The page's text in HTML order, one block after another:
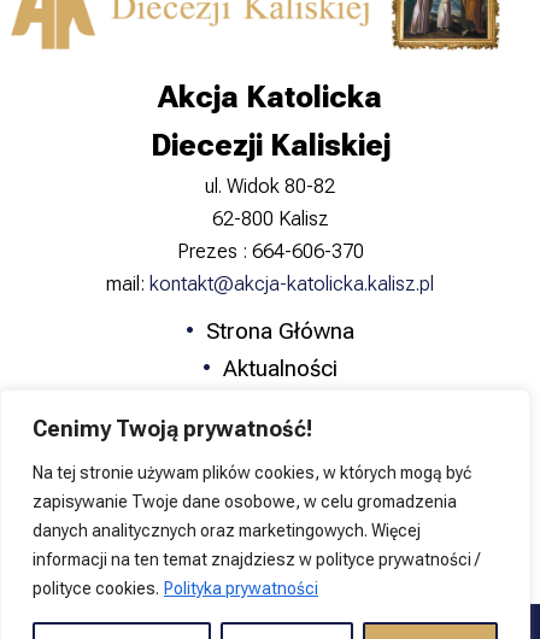
Cenimy Twoją prywatność!
Na tej stronie używam plików cookies, w których mogą być
zapisywanie Twoje dane osobowe, w celu gromadzenia
danych analitycznych oraz marketingowych. Więcej
informacji na ten temat znajdziesz w polityce prywatności /
polityce cookies. Polityka prywatności
Akcja Katolicka
Diecezji Kaliskiej
ul. Widok 80-82
62-800 Kalisz
Prezes : 664-606-370
mail: kontakt@akcja-katolicka.kalisz.pl
Strona Główna
Aktualności
Formacja
Katolicka Nauka Społeczna
Kontakt
Copyright © 2026 Akcja Katolicka Diecezji Kaliskiej | Projekt i